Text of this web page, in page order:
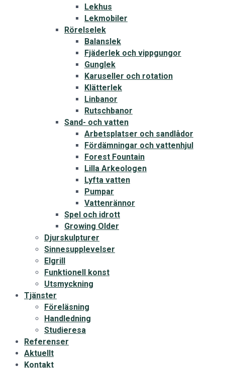
Lekhus
Lekmobiler
Rörelselek
Balanslek
Fjäderlek och vippgungor
Gunglek
Karuseller och rotation
Klätterlek
Linbanor
Rutschbanor
Sand- och vatten
Arbetsplatser och sandlådor
Fördämningar och vattenhjul
Forest Fountain
Lilla Arkeologen
Lyfta vatten
Pumpar
Vattenrännor
Spel och idrott
Growing Older
Djurskulpturer
Sinnesupplevelser
Elgrill
Funktionell konst
Utsmyckning
Tjänster
Föreläsning
Handledning
Studieresa
Referenser
Aktuellt
Kontakt